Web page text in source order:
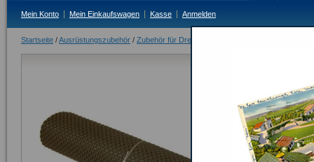
Mein Konto Mein Einkaufswagen Kasse Anmelden
Startseite /Ausrüstungszubehör / Zubehör für Dreistellung
Lieferzeit: 3 - 5
45,00 €
Inkl. 19% MwSt.
Seite drucken